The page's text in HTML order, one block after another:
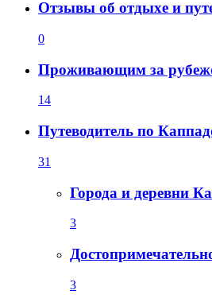
Отзывы об отдыхе и
0
Проживающим за
14
Путеводитель по
31
Города и деревни
3
3